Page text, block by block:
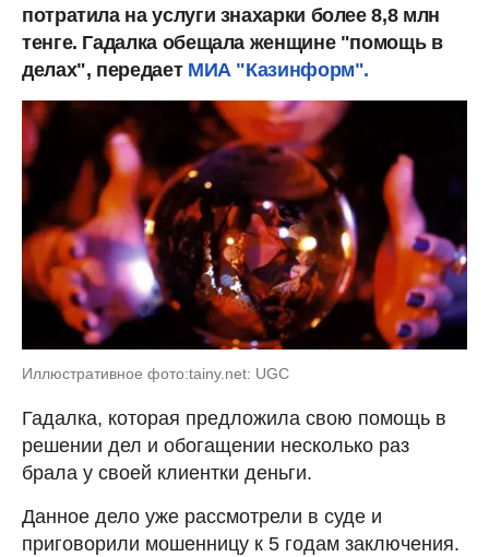
потратила на услуги знахарки более 8,8 млн
тенге. Гадалка обещала женщине "помощь в
делах", передает МИА "Казинформ".
Иллюстративное фото:tainy.net: UGC
Гадалка, которая предложила свою помощь в
решении дел и обогащении несколько раз
брала у своей клиентки деньги.
Данное дело уже рассмотрели в суде и
приговорили мошенницу к 5 годам заключения.